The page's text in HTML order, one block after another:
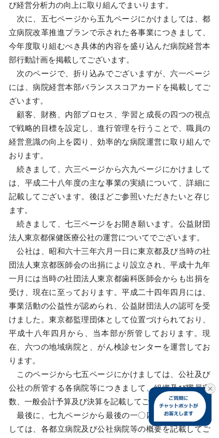
び経営分析力の向上に取り組んでまいります。
次に、五七ページから五九ページにかけましては、都
立病院改革推進プランで示された各事業につきまして、
今年度取り組むべき具体的内容を盛り込んだ病院経営本
部行動計画を掲載してございます。
次のページで、折り込みでございますが、六一ページ
には、病院経営本部バランススコアカードを掲載してご
ざいます。
顧客、財務、内部プロセス、学習と成長の四つの視点
で戦略的目標を設定し、進行管理を行うことで、職員の
経営意識の向上を図り、効率的な病院運営に取り組んで
おります。
続きまして、六三ページから六九ページにかけまして
は、平成二十八年度の主な事業の実績について、詳細に
記載してございます。後ほどご参照いただきたいと存じ
ます。
続きまして、七三ページをお開き願います。公益財団
法人東京都保健医療公社の運営についてでございます。
公社は、昭和六十三年六月一日に東京都及び当時の社
団法人東京都医師会の出捐により設立され、平成十九年
一月には当時の社団法人東京都歯科医師会からも出捐を
受け、現在に至っております。平成二十四年四月には、
事業活動の公益性が認められ、公益財団法人の認可を受
けました。東京都監理団体として位置づけられており、
平成十八年四月から、当本部が所管しております。現
在、六つの地域病院と、がん検診センターを運営してお
ります。
このページから七五ページにかけましては、公社及び
公社の所管する各病院等につきまして、組織及び職員定
数、一般会計予算及び決算を記載してございます。
最後に、七九ページから最後の一〇四ページにかけま
しては、各都立病院及び公社病院等の概要を記載してご